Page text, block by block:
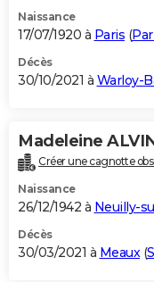
Naissance
17/07/1920 à Paris (
Décès
30/10/2021 à Warloy-
Madeleine
Créer une cagnotte
Naissance
26/12/1942 à Neuilly-
Décès
30/03/2021 à Meaux(